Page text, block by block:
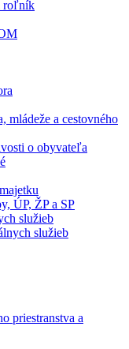
roľník
mládeže a cestovného
o obyvateľa
ÚP, ŽP a SP
služieb
služieb
priestranstva a